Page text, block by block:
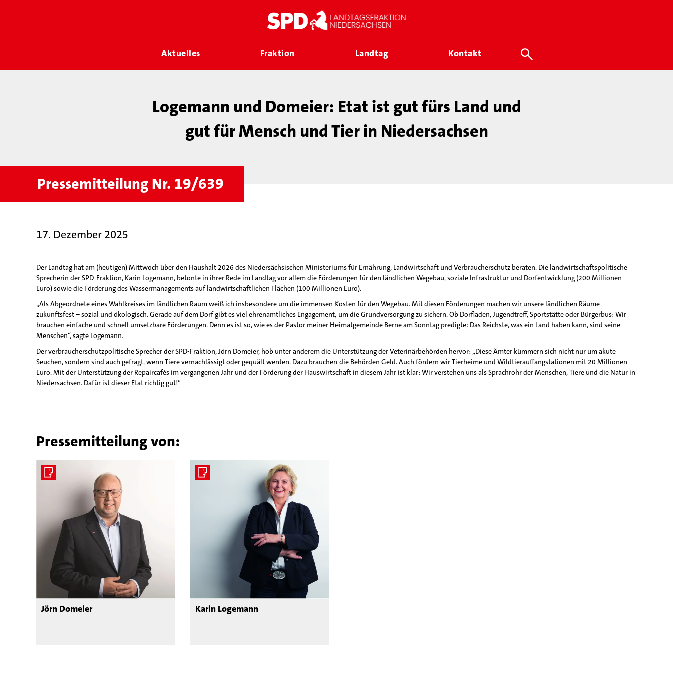
Aktuelles Fraktion Landtag Kontakt
Logemann und Domeier: Etat ist gut fürs Land und
gut für Mensch und Tier in Niedersachsen
Pressemitteilung Nr. 19/639
17. Dezember 2025
Der Landtag hat am (heutigen) Mittwoch über den Haushalt 2026 des Niedersächsischen Ministeriums für Ernährung, Landwirtschaft und Verbraucherschutz beraten. Die landwirtschaftspolitische
Sprecherin der SPD-Fraktion, Karin Logemann, betonte in ihrer Rede im Landtag vor allem die Förderungen für den ländlichen Wegebau, soziale Infrastruktur und Dorfentwicklung (200 Millionen
Euro) sowie die Förderung des Wassermanagements auf landwirtschaftlichen Flächen (100 Millionen Euro).
„Als Abgeordnete eines Wahlkreises im ländlichen Raum weiß ich insbesondere um die immensen Kosten für den Wegebau. Mit diesen Förderungen machen wir unsere ländlichen Räume
zukunftsfest – sozial und ökologisch. Gerade auf dem Dorf gibt es viel ehrenamtliches Engagement, um die Grundversorgung zu sichern. Ob Dorfladen, Jugendtreff, Sportstätte oder Bürgerbus: Wir
brauchen einfache und schnell umsetzbare Förderungen. Denn es ist so, wie es der Pastor meiner Heimatgemeinde Berne am Sonntag predigte: Das Reichste, was ein Land haben kann, sind seine
Menschen“, sagte Logemann.
Der verbraucherschutzpolitische Sprecher der SPD-Fraktion, Jörn Domeier, hob unter anderem die Unterstützung der Veterinärbehörden hervor: „Diese Ämter kümmern sich nicht nur um akute
Seuchen, sondern sind auch gefragt, wenn Tiere vernachlässigt oder gequält werden. Dazu brauchen die Behörden Geld. Auch fördern wir Tierheime und Wildtierauffangstationen mit 20 Millionen
Euro. Mit der Unterstützung der Repaircafés im vergangenen Jahr und der Förderung der Hauswirtschaft in diesem Jahr ist klar: Wir verstehen uns als Sprachrohr der Menschen, Tiere und die Natur in
Niedersachsen. Dafür ist dieser Etat richtig gut!“
Pressemitteilung von:
Jörn Domeier Karin Logemann